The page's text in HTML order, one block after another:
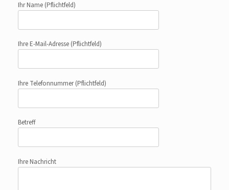
Ihr Name (Pflichtfeld)
Ihre E-Mail-Adresse (Pflichtfeld)
Ihre Telefonnummer(Pflichtfeld)
Betreff
Ihre Nachricht